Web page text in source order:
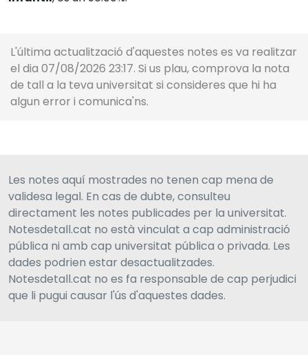
L'última actualització d'aquestes notes es va realitzar
el dia 07/08/2026 23:17. Si us plau, comprova la nota
de tall a la teva universitat si consideres que hi ha
algun error i comunica'ns.
Les notes aquí mostrades no tenen cap mena de
validesa legal. En cas de dubte, consulteu
directament les notes publicades per la universitat.
Notesdetall.cat no està vinculat a cap administració
pública ni amb cap universitat pública o privada. Les
dades podrien estar desactualitzades.
Notesdetall.cat no es fa responsable de cap perjudici
que li pugui causar l'ús d'aquestes dades.